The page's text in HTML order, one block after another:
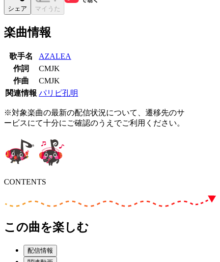
シェア マイうた
楽曲情報
歌手名
AZALEA
作詞
CMJK
作曲
CMJK
関連情報 パリピ孔明
※対象楽曲の最新の配信状況について、遷移先のサ
ービスにて十分にご確認のうえでご利用ください。
CONTENTS
この曲を楽しむ
配信情報